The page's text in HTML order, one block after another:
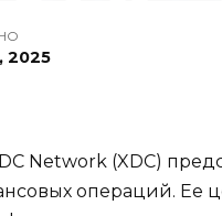
2025
Network (XDC)
операций.